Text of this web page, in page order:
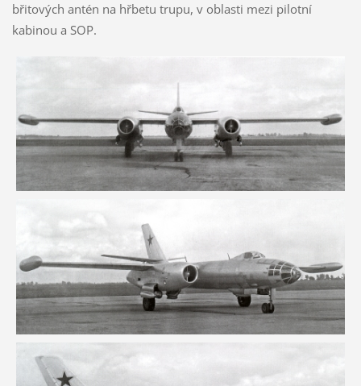
břitových antén na hřbetu trupu, v oblasti mezi pilotní
kabinou a SOP.